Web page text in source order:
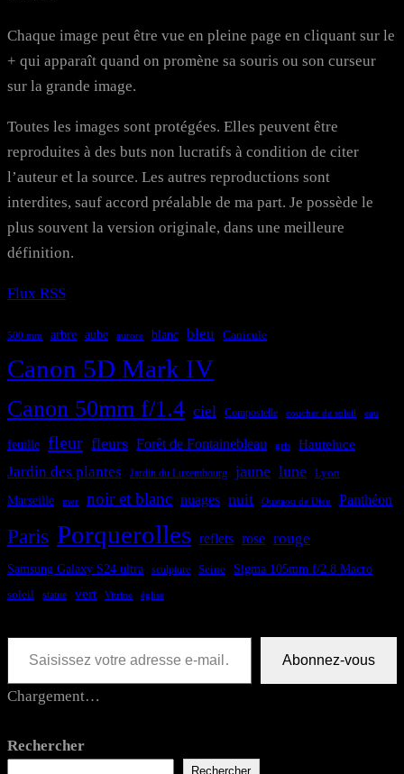
Chaque image peut être vue en pleine page en cliquant sur le
+ qui apparaît quand on promène sa souris ou son curseur
sur la grande image.
Toutes les images sont protégées. Elles peuvent être
reproduites à des buts non lucratifs à condition de citer
l’auteur et la source. Les autres reproductions sont
interdites, sauf accord préalable de ma part. Je possède le
plus souvent la version originale, dans une meilleure
définition.
Flux RSS
500 mm arbre aube aurore blanc bleu Canicule
Canon 5D Mark IV
Canon 50mm f/1.4 ciel Compostelle coucher de soleil eau
feuille fleur fleurs Forêt de Fontainebleau gris Hauteluce
Jardin des plantes Jardin du Luxembourg jaune lune Lyon
Marseille mer noir et blanc nuages nuit Oustaou de Dieu Panthéon
Paris Porquerolles reflets rose rouge
Samsung Galaxy S24 ultra sculpture Seine Sigma 105mm f/2.8 Macro
soleil statue vert Vitrine église
Saisissez votre adresse e-mail…
Abonnez-vous
Chargement…
Rechercher
Rechercher